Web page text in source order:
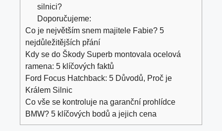
silnici?
Doporučujeme:
Co je největším snem majitele Fabie? 5
nejdůležitějších přání
Kdy se do Škody Superb montovala ocelová
ramena: 5 klíčových faktů
Ford Focus Hatchback: 5 Důvodů, Proč je
Králem Silnic
Co vše se kontroluje na garanční prohlídce
BMW? 5 klíčových bodů a jejich cena